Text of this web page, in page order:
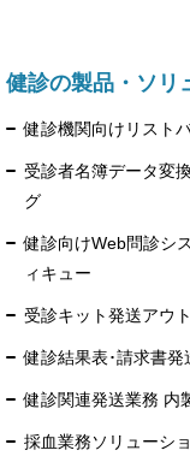
健診の製品・ソリ
健診機関向けリスト
受診者名簿データ変
グ
健診向けWeb問診シ
ィキュー
受診キット発送アウ
健診結果表･請求書
健診関連発送業務 内
採血業務ソリューシ